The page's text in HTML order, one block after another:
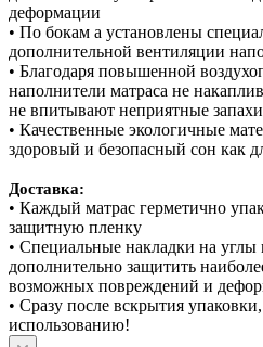
деформации
• По бокам а установлены
дополнительной вентиляции
• Благодаря повышенной
наполнители матраса не
не впитывают неприятные запахи
• Качественные экологичные
здоровый и безопасный сон как
Доставка:
• Каждый матрас герметично
защитную пленку
• Специальные накладки на углы
дополнительно защитить
возможных повреждений и
• Сразу после вскрытия
использованию!